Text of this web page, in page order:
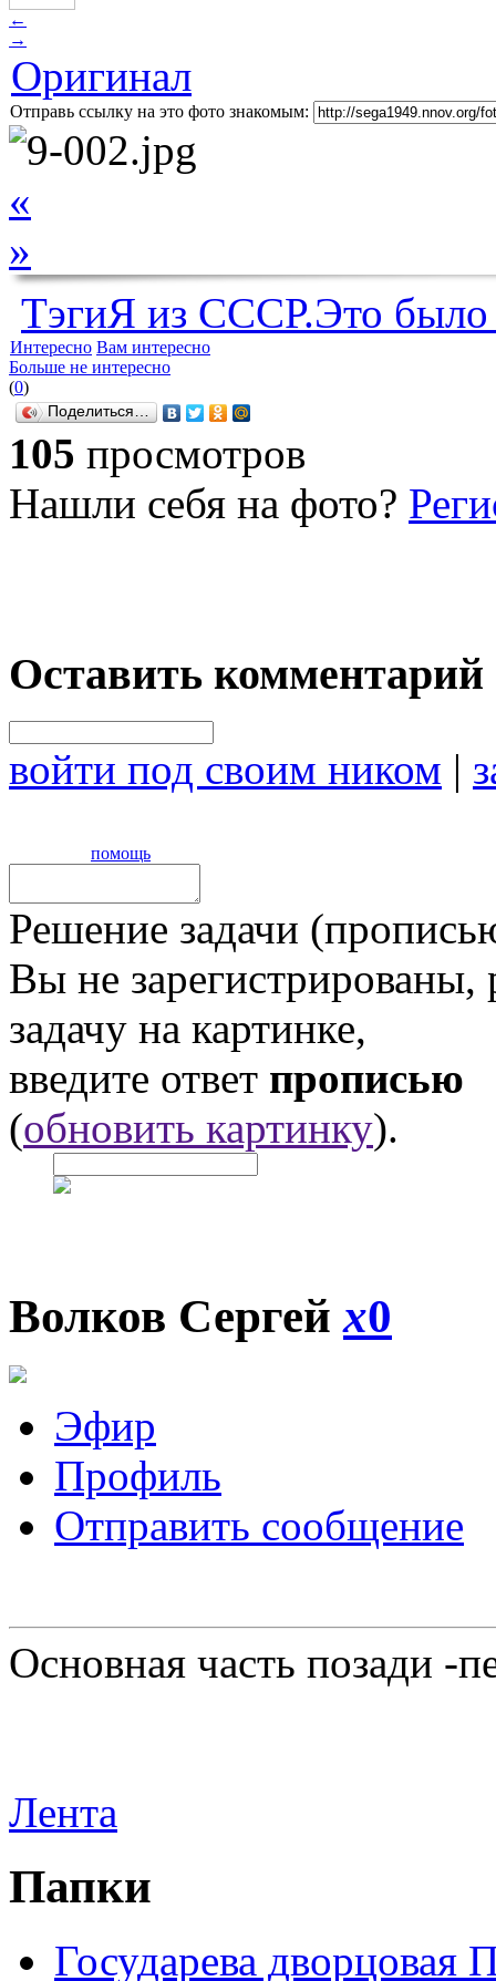
←
→
Оригинал
Отправь ссылку на это фото знакомым:
«
»
ТэгиЯ из СССР.Это было
Интересно Вам интересно
Больше не интересно
(0)
Поделиться…
105 просмотров
Нашли себя на фото?
Оставить комментарий
войти под своим ником |
помощь
Решение задачи
Вы не
задачу на картинке,
введите ответ прописью
(обновить картинку).
Волков Сергейx0
Эфир
Профиль
Отправить сообщение
Основная часть позади -
Лента
Папки
Государева дворцовая